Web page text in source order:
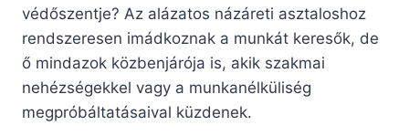
védőszentje? Az alázatos názáreti asztaloshoz
rendszeresen imádkoznak a munkát keresők, de
ő mindazok közbenjárója is, akik szakmai
nehézségekkel vagy a munkanélküliség
megpróbáltatásaival küzdenek.